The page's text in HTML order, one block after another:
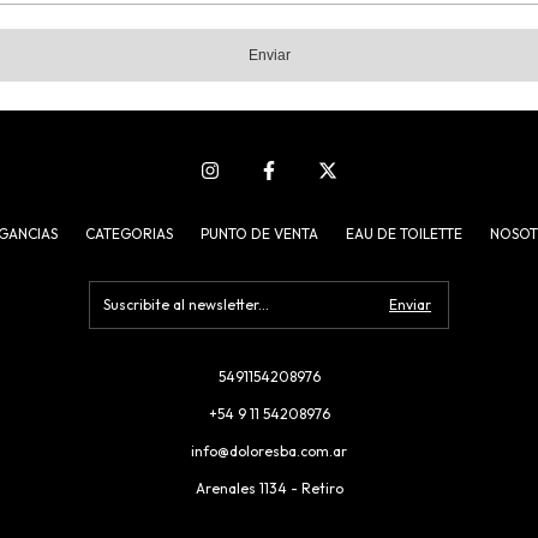
Enviar
CATEGORIAS PUNTO DE VENTA EAU DE TOILETTE
5491154208976
+54 9 11 54208976
info@doloresba.com.ar
Arenales 1134 - Retiro